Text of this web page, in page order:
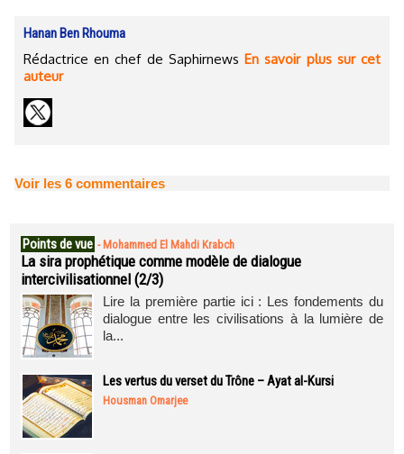
Hanan Ben Rhouma
Rédactrice en chef de SaphirnewsEn savoir plus sur cet
auteur
Voir les 6 commentaires
Points de vue - Mohammed El Mahdi Krabch
La sira prophétique comme modèle de dialogue
intercivilisationnel (2/3)
Lire la première partie ici : Les fondements du
dialogue entre les civilisations à la lumière de
la...
Les vertus du verset du Trône – Ayat al-Kursi
Housman Omarjee